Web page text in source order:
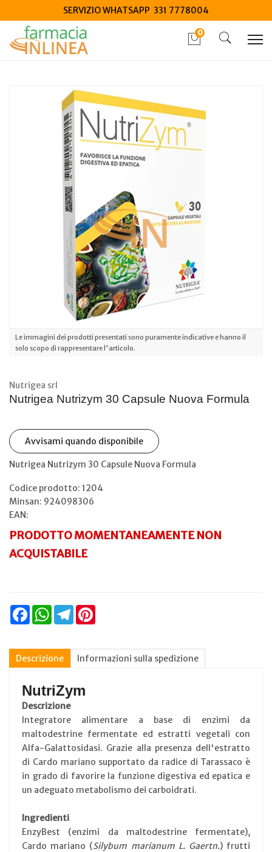
SERVIZIO WHATSAPP 331 7778004
0
Nutrigea Nutrizym 30 Capsule Nuova Formula
Le immagini dei prodotti presentati sono puramente indicative e hanno il
solo scopo di rappresentare l'articolo.
Nutrigea srl
Nutrigea Nutrizym 30 Capsule Nuova Formula
Avvisami quando disponibile
Nutrigea Nutrizym 30 Capsule Nuova Formula
Codice prodotto: 1204
Minsan: 924098306
EAN:
PRODOTTO MOMENTANEAMENTE NON
ACQUISTABILE
FacebookWhatsAppTelegram
Descrizione Informazioni sulla spedizione
NutriZym
Descrizione
Integratore alimentare a base di enzimi da
maltodestrine fermentate ed estratti vegetali con
Alfa-Galattosidasi. Grazie alla presenza dell'estratto
di Cardo mariano supportato da radice di Tarassaco è
in grado di favorire la funzione digestiva ed epatica e
un adeguato metabolismo dei carboidrati.
Ingredienti
EnzyBest (enzimi da maltodestrine fermentate),
Cardo mariano (Silybum marianum L. Gaertn.) frutti